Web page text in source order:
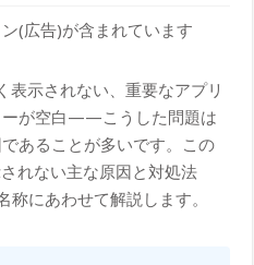
(広告)が含まれています
示されない、重要なアプリ
ーが空白——こうした問題は
あることが多いです。この
れない主な原因と対処法
称にあわせて解説します。